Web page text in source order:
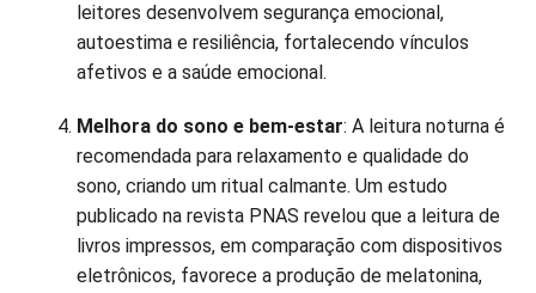
leitores desenvolvem segurança emocional,
autoestima e resiliência, fortalecendo vínculos
afetivos e a saúde emocional.
Melhora do sono e bem-estar: A leitura noturna é
recomendada para relaxamento e qualidade do
sono, criando um ritual calmante. Um estudo
publicado na revista PNAS revelou que a leitura de
livros impressos, em comparação com dispositivos
eletrônicos, favorece a produção de melatonina,